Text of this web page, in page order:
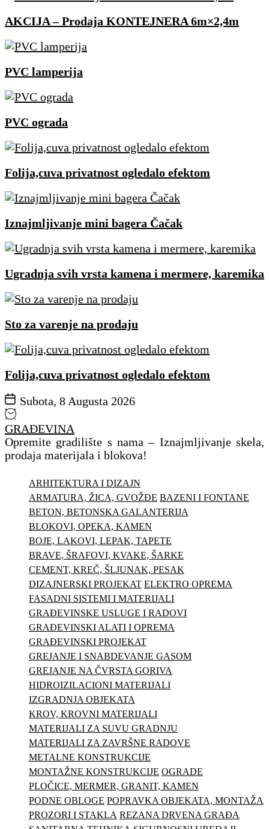
AKCIJA – Prodaja KONTEJNERA 6m×2,4m
PVC lamperija
PVC ograda
Folija,cuva privatnost ogledalo efektom
Iznajmljivanje mini bagera Čačak
Ugradnja svih vrsta kamena i mermere, karemika
Sto za varenje na prodaju
Folija,cuva privatnost ogledalo efektom
Subota, 8 Augusta 2026
GRAĐEVINA
Opremite gradilište s nama – Iznajmljivanje skela,
prodaja materijala i blokova!
ARHITEKTURA I DIZAJN
ARMATURA, ŽICA, GVOŽĐE BAZENI I FONTANE
BETON, BETONSKA GALANTERIJA
BLOKOVI, OPEKA, KAMEN
BOJE, LAKOVI, LEPAK, TAPETE
BRAVE, ŠRAFOVI, KVAKE, ŠARKE
CEMENT, KREČ, ŠLJUNAK, PESAK
DIZAJNERSKI PROJEKAT ELEKTRO OPREMA
FASADNI SISTEMI I MATERIJALI
GRAĐEVINSKE USLUGE I RADOVI
GRAĐEVINSKI ALATI I OPREMA
GRAĐEVINSKI PROJEKAT
GREJANJE I SNABDEVANJE GASOM
GREJANJE NA ČVRSTA GORIVA
HIDROIZILACIONI MATERIJALI
IZGRADNJA OBJEKATA
KROV, KROVNI MATERIJALI
MATERIJALI ZA SUVU GRADNJU
MATERIJALI ZA ZAVRŠNE RADOVE
METALNE KONSTRUKCIJE
MONTAŽNE KONSTRUKCIJE OGRADE
PLOČICE, MERMER, GRANIT, KAMEN
PODNE OBLOGE POPRAVKA OBJEKATA, MONTAŽA
PROZORI I STAKLA REZANA DRVENA GRAĐA